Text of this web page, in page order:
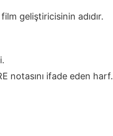
geliştiricisinin adıdır.
notasını ifade eden harf.